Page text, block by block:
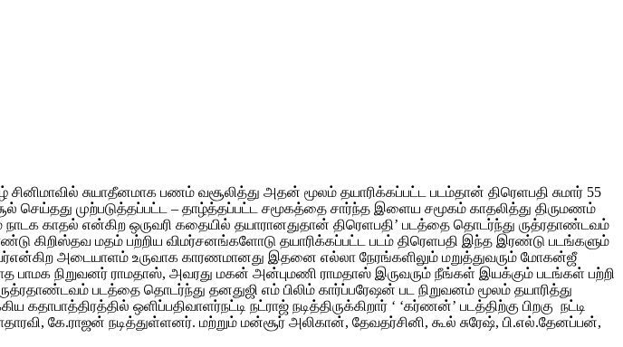
சுயாதீனமாக பணம் வசூலித்து அதன் மூலம் தயாரிக்கப்பட்ட படம்தான் திரெளபதி சுமார் 55
செய்தது முற்படுத்தப்பட்ட – தாழ்த்தப்பட்ட சமூகத்தை சார்ந்த இளைய சமூகம் காதலித்து திருமணம்
காதல் என்கிற ஒருவரி கதையில் தயாரானதுதான் திரெளபதி’ படத்தை தொடர்ந்து ருத்ரதாண்டவம்
மதம் பற்றிய விமர்சனங்களோடு தயாரிக்கப்பட்ட படம் திரெளபதி இந்த இரண்டு படங்களும்
அடையாளம் உருவாக காரணமானது இதனை எல்லா நேரங்களிலும் மறுத்துவரும் மோகன்ஜீ
பாமக நிறுவனர் ராமதாஸ், அவரது மகன் அன்புமணி ராமதாஸ் இருவரும் நீங்கள் இயக்கும் படங்கள் பற்றி
படத்தை தொடர்ந்து தனதுஜி எம் பிலிம் கார்ப்பரேஷன் பட நிறுவனம் மூலம் தயாரித்து
ஒளிப்பதிவாளர்நட்டி நட்ராஜ் நடித்திருக்கிறார் ‘ ‘கர்ணன்’ படத்திற்கு பிறகு நட்டி
கே.ராஜன் நடித்துள்ளனர். மற்றும் மன்சூர் அலிகான், தேவதர்சினி, கூல் சுரேஷ், பி.எல்.தேனப்பன்,